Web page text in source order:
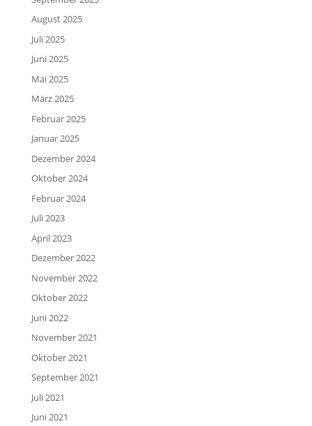
August 2025
Juli 2025
Juni 2025
Mai 2025
März 2025
Februar 2025
Januar 2025
Dezember 2024
Oktober 2024
Februar 2024
Juli 2023
April 2023
Dezember 2022
November 2022
Oktober 2022
Juni 2022
November 2021
Oktober 2021
September 2021
Juli 2021
Juni 2021